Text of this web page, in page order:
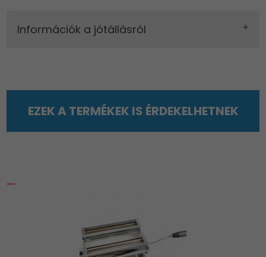
Információk a jótállásról
EZEK A TERMÉKEK IS ÉRDEKELHETNEK